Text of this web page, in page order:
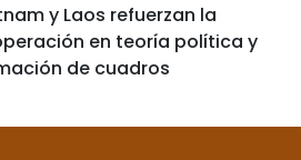
y Laos refuerzan la
en teoría política y
de cuadros